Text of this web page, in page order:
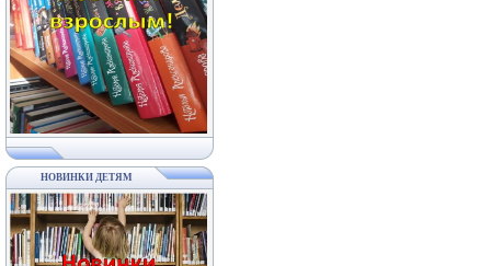
02.04 11-00 Ф№7
День громкого чтения «Громко
хлопая в ладоши…» (75 лет со дня
рождения М. Яснова)
02.04 11-00 Ф№3
Литературная гостиная «Вместе с
книгой мы растем» (в рамках
Межрегиональной акции «Громкая
хлопая в ладоши»)
03.04; 10.04; 17.04; 24.04 11-30 ЦБ
Развлекательно-познавательные
мероприятия в рамках проекта
«Веселые субботы»
03.04 12-00 Ф№2
Познавательно-игровой час
«Здравствуйте, пернатые!»
(Международный день птиц)
НОВИНКИ ДЕТЯМ